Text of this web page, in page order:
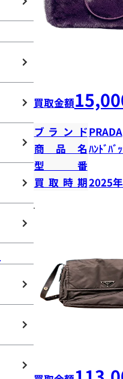
買取金額
ブランドPRADA
商品名ﾊﾝﾄﾞﾊﾞ
型番
買取時期2025